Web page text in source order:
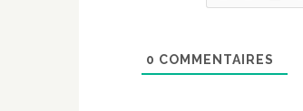
0 COMMENTAIRES